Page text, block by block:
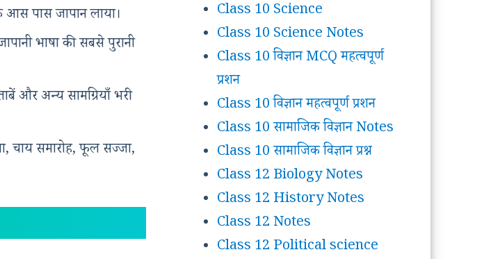
आस पास जापान लाया।
भाषा की सबसे पुरानी
और अन्य सामग्रियाँ भरी
चाय समारोह, फूल सज्जा,
Class 10 Science
Class 10 Science Notes
Class 10 विज्ञान MCQ महत्वपूर्ण
प्रशन
Class 10 विज्ञान महत्वपूर्ण प्रशन
Class 10 सामाजिक विज्ञान Notes
Class 10 सामाजिक विज्ञान प्रश्न
Class 12 Biology Notes
Class 12 History Notes
Class 12 Notes
Class 12 Political science